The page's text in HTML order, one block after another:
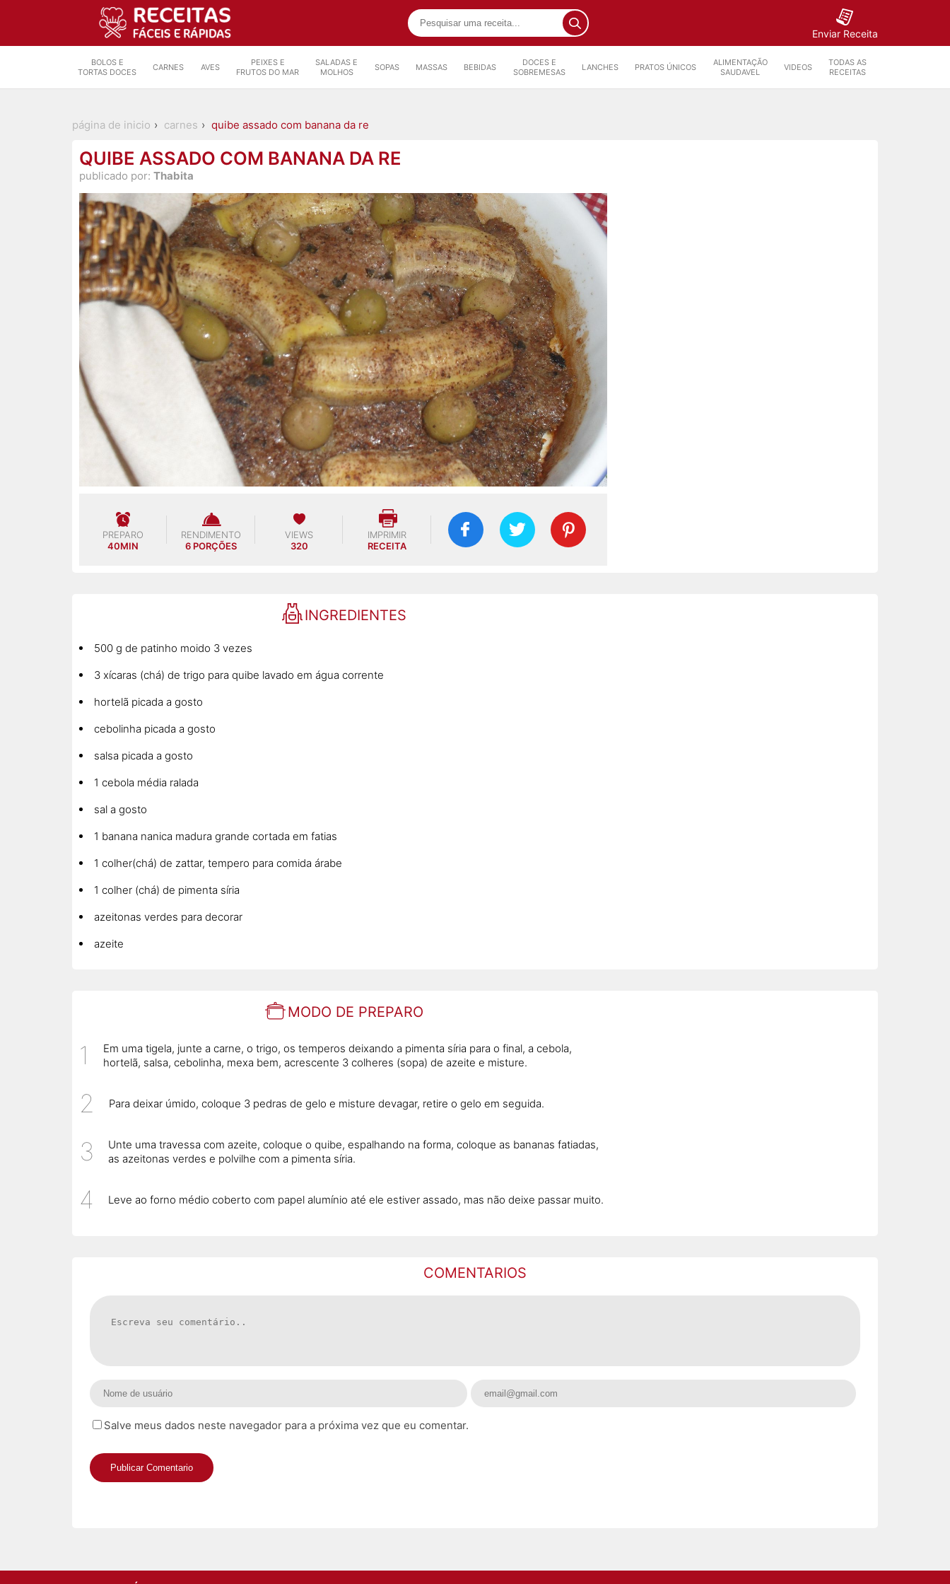
Enviar Receita
BOLOS E
TORTAS DOCES
CARNES AVES
PEIXES E
FRUTOS DO MAR
SALADAS E
MOLHOS
SOPAS MASSAS BEBIDAS
DOCES E
SOBREMESAS
LANCHES PRATOS ÚNICOS
ALIMENTAÇÃO
SAUDAVEL
VIDEOS
TODAS AS
RECEITAS
página de inicio carnes quibe assado com banana da re
QUIBE ASSADO COM BANANA DA RE
publicado por: Thabita
PREPARO
40MIN
RENDIMENTO
6 PORÇÕES
VIEWS
320
IMPRIMIR
RECEITA
INGREDIENTES
500 g de patinho moido 3 vezes
3 xícaras (chá) de trigo para quibe lavado em água corrente
hortelã picada a gosto
cebolinha picada a gosto
salsa picada a gosto
1 cebola média ralada
sal a gosto
1 banana nanica madura grande cortada em fatias
1 colher(chá) de zattar, tempero para comida árabe
1 colher (chá) de pimenta síria
azeitonas verdes para decorar
azeite
MODO DE PREPARO
Em uma tigela, junte a carne, o trigo, os temperos deixando a pimenta síria para o final, a cebola,
hortelã, salsa, cebolinha, mexa bem, acrescente 3 colheres (sopa) de azeite e misture.
Para deixar úmido, coloque 3 pedras de gelo e misture devagar, retire o gelo em seguida.
Unte uma travessa com azeite, coloque o quibe, espalhando na forma, coloque as bananas fatiadas,
as azeitonas verdes e polvilhe com a pimenta síria.
Leve ao forno médio coberto com papel alumínio até ele estiver assado, mas não deixe passar muito.
COMENTARIOS
Salve meus dados neste navegador para a próxima vez que eu comentar.